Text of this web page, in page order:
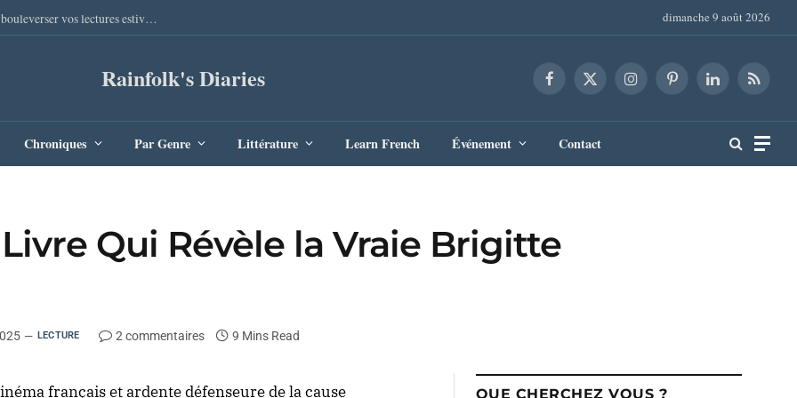
Sang Remords d’Audrey Degal : Le polar occitan qui va bouleverser vos lectures estivales dimanche 9 août 2026
Rainfolk's Diaries Facebook
X
InstagramPinterestLinkedInRSS
Chroniques Par Genre Littérature Learn French Événement Contact
Qui Révèle la Vraie Brigitte
LECTURE 2 commentaires 9 Mins Read
français et ardente défenseure de la cause QUE CHERCHEZ VOUS ?